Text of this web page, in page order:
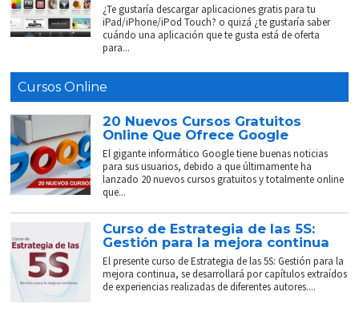
¿Te gustaría descargar aplicaciones gratis para tu
iPad/iPhone/iPod Touch? o quizá ¿te gustaría saber
cuándo una aplicación que te gusta está de oferta
para...
Cursos Online
20 Nuevos Cursos Gratuitos
Online Que Ofrece Google
El gigante informático Google tiene buenas noticias
para sus usuarios, debido a que últimamente ha
lanzado 20 nuevos cursos gratuitos y totalmente online
que...
Curso de Estrategia de las 5S:
Gestión para la mejora continua
El presente curso de Estrategia de las 5S: Gestión para la
mejora continua, se desarrollará por capítulos extraídos
de experiencias realizadas de diferentes autores....